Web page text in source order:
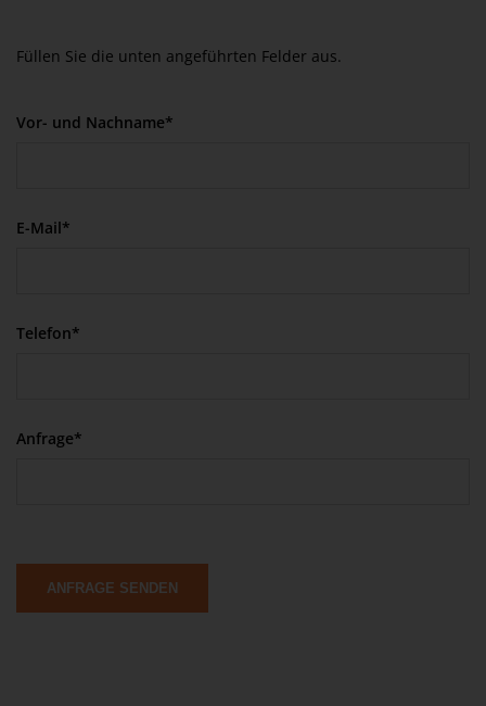
Füllen Sie die unten angeführten Felder aus.
Vor- und Nachname*
E-Mail*
Telefon*
Anfrage*
ANFRAGE SENDEN